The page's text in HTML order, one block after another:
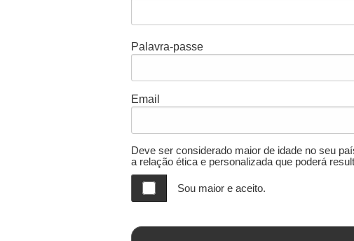
Palavra-passe
Email
Deve ser considerado maior de idade no seu
a relação ética e personalizada que poderá
Sou maior e aceito.